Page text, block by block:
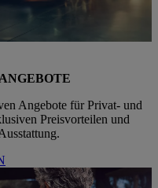
Angebote für Privat- und
Preisvorteilen und